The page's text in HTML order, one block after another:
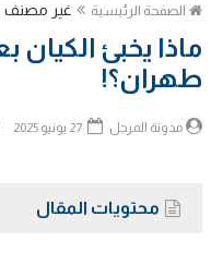
الصفحة الرئيسية غير مصنف
ماذا يخبئ الكيان
طهران؟!
مدونة المرجل
محتويات المقال